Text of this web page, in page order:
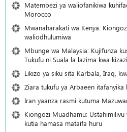
Matembezi ya waliofanikiwa
Morocco
Mwanaharakati wa Kenya:
waliodhulumiwa
Mbunge wa Malaysia: Kujifunza
Tukufu ni Suala la lazima kwa
Likizo ya siku sita Karbala, Iraq,
Ziara tukufu ya Arbaeen itafanyika
Iran yaanza rasmi kutuma
Kiongozi Muadhamu:
kutia hamasa mataifa huru